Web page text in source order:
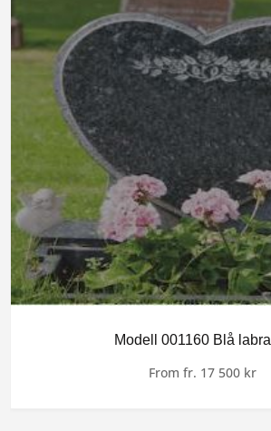
Modell 001160 Blå
Fromfr. 17 500 kr